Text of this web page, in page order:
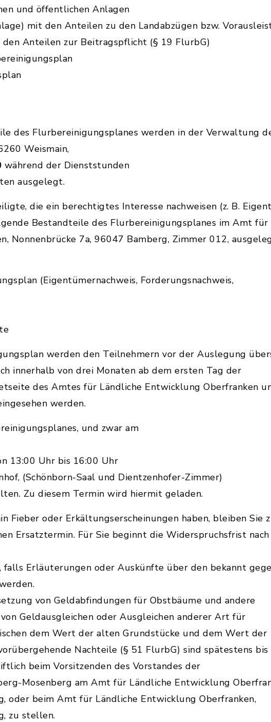
und öffentlichen Anlagen
mit den Anteilen zu den Landabzügen bzw.
Anteilen zur Beitragspflicht (§ 19 FlurbG)
des Flurbereinigungsplanes werden in der Verwaltung
Weismain,
während der Dienststunden
ausgelegt.
die ein berechtigtes Interesse nachweisen (z. B.
Bestandteile des Flurbereinigungsplanes im Amt für
Nonnenbrücke 7a, 96047 Bamberg, Zimmer 012,
(Eigentümernachweis, Forderungsnachweis,
werden den Teilnehmern vor der Auslegung
innerhalb von drei Monaten ab dem ersten Tag der
des Amtes für Ländliche Entwicklung Oberfranken
werden.
und zwar am
13:00 Uhr bis 16:00 Uhr
(Schönborn-Saal und Dientzenhofer-Zimmer)
Zu diesem Termin wird hiermit geladen.
Fieber oder Erkältungserscheinungen haben, bleiben Sie
Ersatztermin. Für Sie beginnt die Widerspruchsfrist nach
falls Erläuterungen oder Auskünfte über den bekannt
von Geldabfindungen für Obstbäume und andere
Geldausgleichen oder Ausgleichen anderer Art für
dem Wert der alten Grundstücke und dem Wert der
Nachteile (§ 51 FlurbG) sind spätestens bis
beim Vorsitzenden des Vorstandes der
Mosenberg am Amt für Ländliche Entwicklung
oder beim Amt für Ländliche Entwicklung Oberfranken,
zu stellen.